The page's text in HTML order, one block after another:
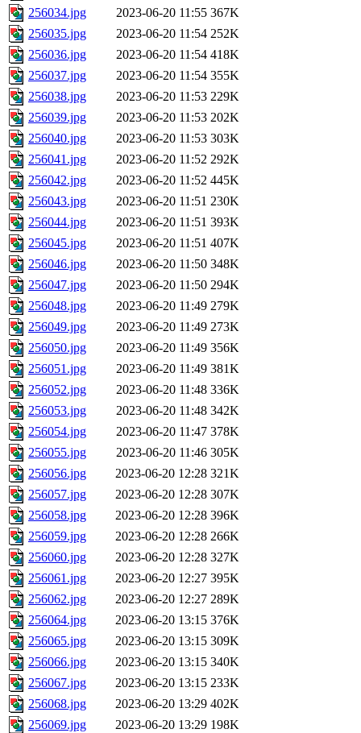
256034.jpg
2023-06-20 11:55 367K
256035.jpg
2023-06-20 11:54 252K
256036.jpg
2023-06-20 11:54 418K
256037.jpg
2023-06-20 11:54 355K
256038.jpg
2023-06-20 11:53 229K
256039.jpg
2023-06-20 11:53 202K
256040.jpg
2023-06-20 11:53 303K
256041.jpg
2023-06-20 11:52 292K
256042.jpg
2023-06-20 11:52 445K
256043.jpg
2023-06-20 11:51 230K
256044.jpg
2023-06-20 11:51 393K
256045.jpg
2023-06-20 11:51 407K
256046.jpg
2023-06-20 11:50 348K
256047.jpg
2023-06-20 11:50 294K
256048.jpg
2023-06-20 11:49 279K
256049.jpg
2023-06-20 11:49 273K
256050.jpg
2023-06-20 11:49 356K
256051.jpg
2023-06-20 11:49 381K
256052.jpg
2023-06-20 11:48 336K
256053.jpg
2023-06-20 11:48 342K
256054.jpg
2023-06-20 11:47 378K
256055.jpg
2023-06-20 11:46 305K
256056.jpg
2023-06-20 12:28 321K
256057.jpg
2023-06-20 12:28 307K
256058.jpg
2023-06-20 12:28 396K
256059.jpg
2023-06-20 12:28 266K
256060.jpg
2023-06-20 12:28 327K
256061.jpg
2023-06-20 12:27 395K
256062.jpg
2023-06-20 12:27 289K
256064.jpg
2023-06-20 13:15 376K
256065.jpg
2023-06-20 13:15 309K
256066.jpg
2023-06-20 13:15 340K
256067.jpg
2023-06-20 13:15 233K
256068.jpg
2023-06-20 13:29 402K
256069.jpg
2023-06-20 13:29 198K